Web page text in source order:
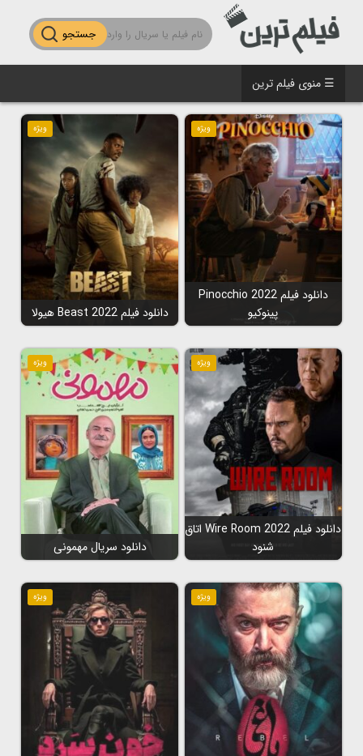
جستجو
☰ منوی فیلم ترین
ویژه
دانلود فیلم Pinocchio 2022
پینوکیو
ویژه
دانلود فیلم Beast 2022 هیولا
ویژه
دانلود فیلم Wire Room 2022 اتاق
شنود
ویژه
دانلود سریال مهمونی
ویژه ویژه